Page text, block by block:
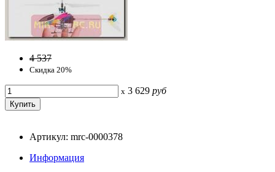
4 537
Скидка 20%
x 3 629 руб
Артикул: mrc-0000378
Информация